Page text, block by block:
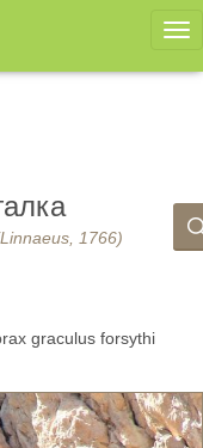
1766)
graculus forsythi